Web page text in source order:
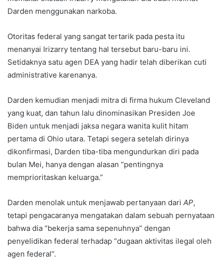
Darden menggunakan narkoba.
Otoritas federal yang sangat tertarik pada pesta itu
menanyai Irizarry tentang hal tersebut baru-baru ini.
Setidaknya satu agen DEA yang hadir telah diberikan cuti
administrative karenanya.
Darden kemudian menjadi mitra di firma hukum Cleveland
yang kuat, dan tahun lalu dinominasikan Presiden Joe
Biden untuk menjadi jaksa negara wanita kulit hitam
pertama di Ohio utara. Tetapi segera setelah dirinya
dikonfirmasi, Darden tiba-tiba mengundurkan diri pada
bulan Mei, hanya dengan alasan “pentingnya
memprioritaskan keluarga.”
Darden menolak untuk menjawab pertanyaan dari AP,
tetapi pengacaranya mengatakan dalam sebuah pernyataan
bahwa dia “bekerja sama sepenuhnya” dengan
penyelidikan federal terhadap “dugaan aktivitas ilegal oleh
agen federal”.